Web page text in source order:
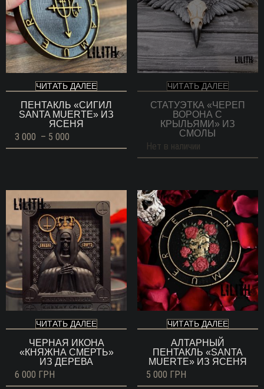
ЧИТАТЬ ДАЛЕЕ
ПЕНТАКЛЬ «СИГИЛ
SANTA MUERTE» ИЗ
ЯСЕНЯ
3 000 – 5 000
цен:
000 ГРН
ЧИТАТЬ ДАЛЕЕ
СТАТУЭТКА «ЧЕРЕП
ВОРОНА С
КРЫЛЬЯМИ» ИЗ
СМОЛЫ
Нет в наличии
ЧИТАТЬ ДАЛЕЕ
ЧЕРНАЯ ИКОНА
«КНЯЖНА СМЕРТЬ»
ИЗ ДЕРЕВА
6 000 ГРН
ЧИТАТЬ ДАЛЕЕ
АЛТАРНЫЙ
ПЕНТАКЛЬ «SANTA
MUERTE» ИЗ ЯСЕНЯ
5 000 ГРН